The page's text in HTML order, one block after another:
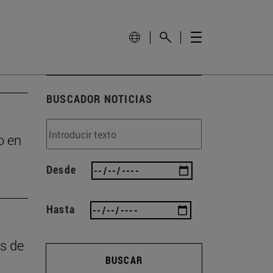
en
de
BUSCADOR NOTICIAS
Desde
Hasta
BUSCAR